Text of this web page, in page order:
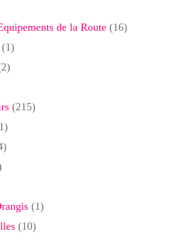
de la Route (16)
(1)
(215)
(1)
(10)